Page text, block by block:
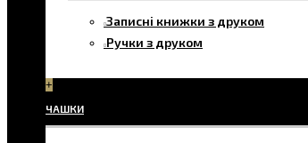
Записні книжки з друком
Ручки з друком
+
ЧАШКИ